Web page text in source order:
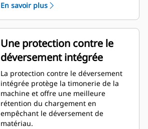
au tas ou de matériau en place. Ils
sont conçus pour des forces
d'arrachage et des conditions
d'abrasion standards. Idéal pour les
applications de rétrocavage et de
nivellement. Le facteur de
remplissage pour les godets de la
série Performance permet d'obtenir
une capacité jusqu'à 115 % supérieure
que celle spécifiée.
En savoir plus
Une protection contre le
déversement intégrée
La protection contre le déversement
intégrée protège la timonerie de la
machine et offre une meilleure
rétention du chargement en
empêchant le déversement de
matériau.